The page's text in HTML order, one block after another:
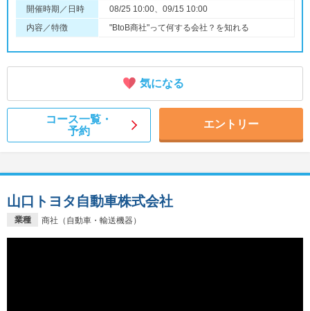
開催時期／日時
08/25 10:00、09/15 10:00
内容／特徴
"BtoB商社"って何する会社？を知れる
気になる
コース一覧・
予約
エントリー
業種 商社（自動車・輸送機器）
山口トヨタ自動車株式会社